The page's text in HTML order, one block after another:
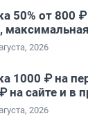
50% от 800
2026
1000 ₽ на
на сайте и в
2026